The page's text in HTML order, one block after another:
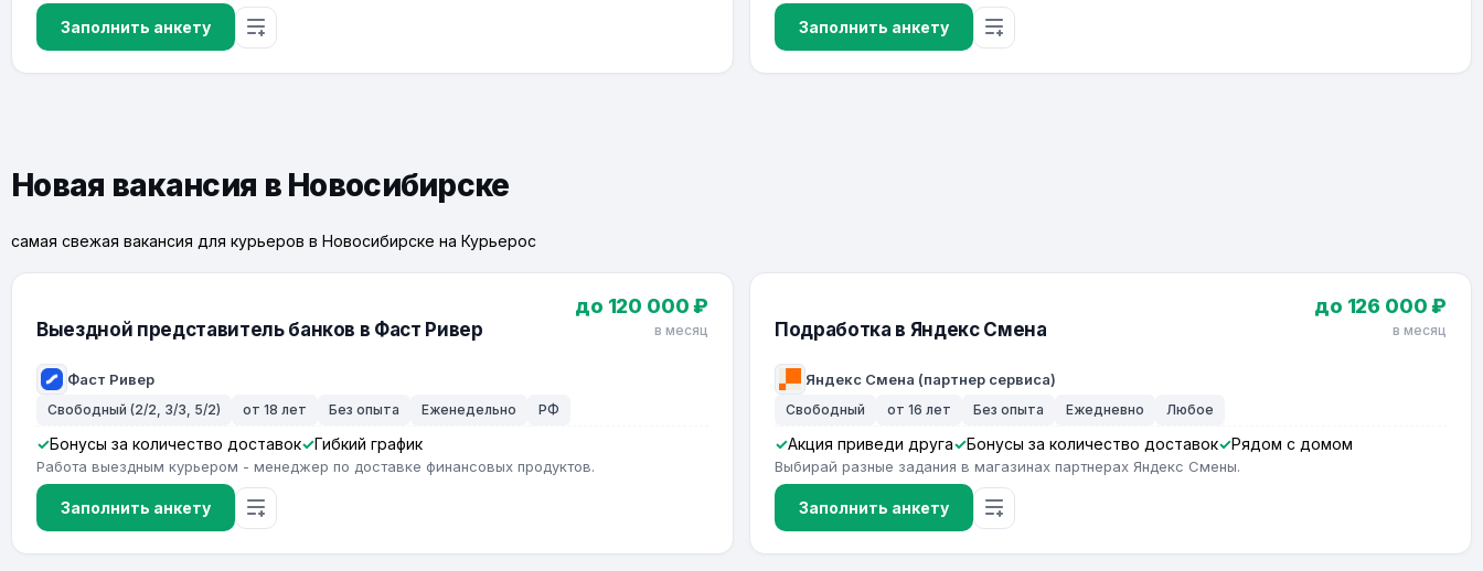
Заполнить анкету Заполнить анкету
Новая вакансия в Новосибирске
самая свежая вакансия для курьеров в Новосибирске на Курьерос
Выездной представитель банков в Фаст Ривер
Фаст Ривер
до 120 000 ₽
в месяц
Свободный (2/2, 3/3, 5/2) от 18 лет Без опыта Еженедельно РФ
Бонусы за количество доставок Гибкий график
Работа выездным курьером - менеджер по доставке финансовых продуктов.
Заполнить анкету
Подработка в Яндекс Смена
Яндекс Смена (партнер сервиса)
до 126 000 ₽
в месяц
Свободный от 16 лет Без опыта Ежедневно Любое
Акция приведи друга Бонусы за количество доставок Рядом с домом
Выбирай разные задания в магазинах партнерах Яндекс Смены.
Заполнить анкету